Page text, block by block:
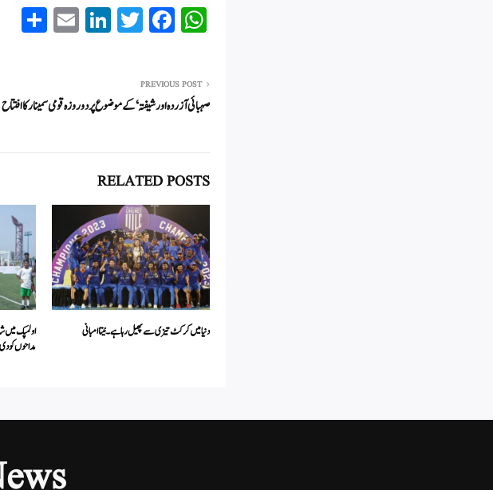
W
ha
A
pp
Fa
ce
ok
T
wi
r
Li
nk
In
E
m
PREVIOUS POST
صہبائی آزردہ اور شیفتہ‘ کے موضوع پر دو روزہ قومی سمینار کا افتتاح
RELATED POSTS
دنیا میں کرکٹ تیزی سے پھیل رہا ہے۔ نیتا امبانی
اولمپک میں
مداحوں کو